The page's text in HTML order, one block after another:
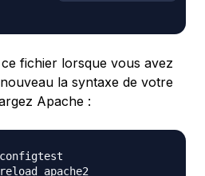
fichier lorsque vous avez
la syntaxe de votre
Apache :